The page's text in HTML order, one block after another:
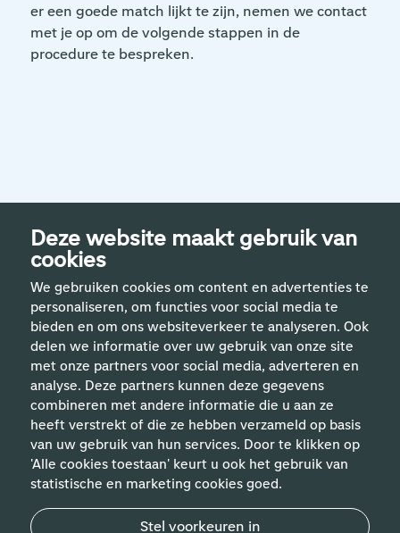
Deze website maakt gebruik van
cookies
We gebruiken cookies om content en advertenties te
personaliseren, om functies voor social media te
bieden en om ons websiteverkeer te analyseren. Ook
delen we informatie over uw gebruik van onze site
met onze partners voor social media, adverteren en
analyse. Deze partners kunnen deze gegevens
combineren met andere informatie die u aan ze
heeft verstrekt of die ze hebben verzameld op basis
van uw gebruik van hun services. Door te klikken op
'Alle cookies toestaan' keurt u ook het gebruik van
statistische en marketing cookies goed.
Stel voorkeuren in
er een goede match lijkt te zijn, nemen we contact
met je op om de volgende stappen in de
procedure te bespreken.
Handige links
Vakgebieden
Contact